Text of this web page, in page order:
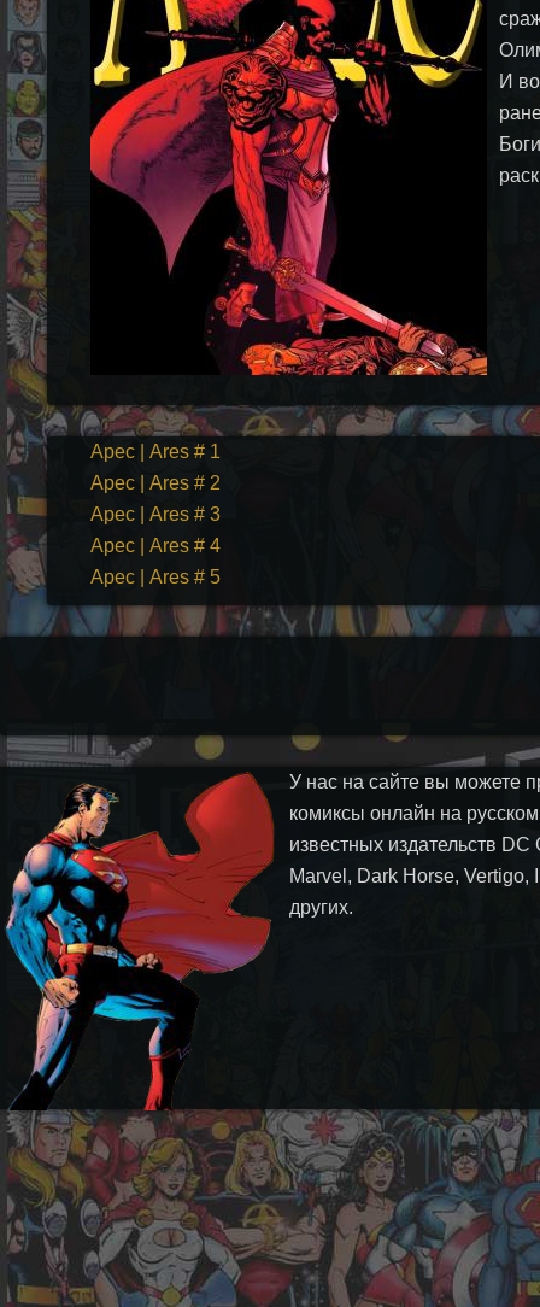
И
Арес | Ares # 1
Арес | Ares # 2
Арес | Ares # 3
Арес | Ares # 4
Арес | Ares # 5
У нас на сайте вы можете
комиксы онлайн на
известных издательств DC
Marvel, Dark Horse, Vertigo,
других.